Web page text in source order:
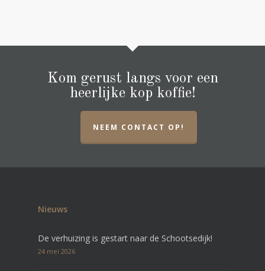
Kom gerust langs voor een
heerlijke kop koffie!
NEEM CONTACT OP!
Nieuws
De verhuizing is gestart naar de Schootsedijk!
24 mei 2026